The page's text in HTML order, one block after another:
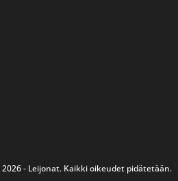
- Leijonat. Kaikki oikeudet pidätetään.